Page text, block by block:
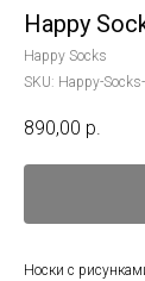
Happy
Happy Socks
SKU: Happy-
890,00 р.
Носки с